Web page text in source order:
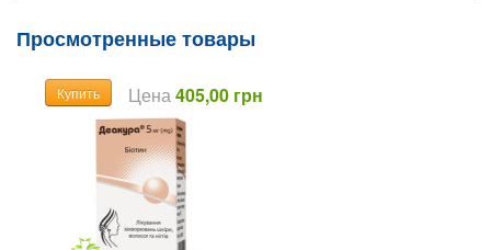
Просмотренные товары
Купить Цена405,00 грн